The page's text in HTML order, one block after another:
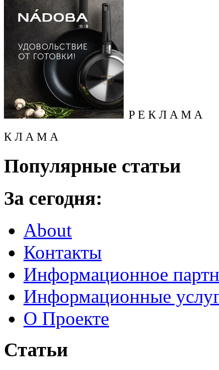
Р Е К Л А М А
К Л А М А
Популярные статьи
За сегодня:
About
Контакты
Информационное
Информационные
О Проекте
Статьи